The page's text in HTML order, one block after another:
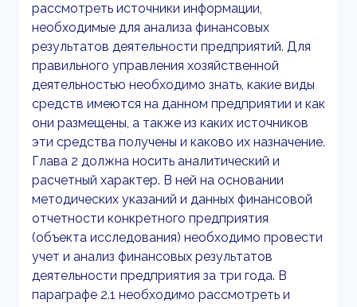
рассмотреть источники информации,
необходимые для анализа финансовых
результатов деятельности предприятий. Для
правильного управления хозяйственной
деятельностью необходимо знать, какие виды
средств имеются на данном предприятии и как
они размещены, а также из каких источников
эти средства получены и каково их назначение.
Глава 2 должна носить аналитический и
расчетный характер. В ней на основании
методических указаний и данных финансовой
отчетности конкретного предприятия
(объекта исследования) необходимо провести
учет и анализ финансовых результатов
деятельности предприятия за три года. В
параграфе 2.1 необходимо рассмотреть и